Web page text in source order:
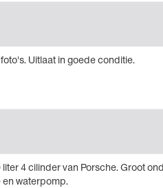
Uitlaat in goede conditie.
4 cilinder van Porsche. Groot
waterpomp.